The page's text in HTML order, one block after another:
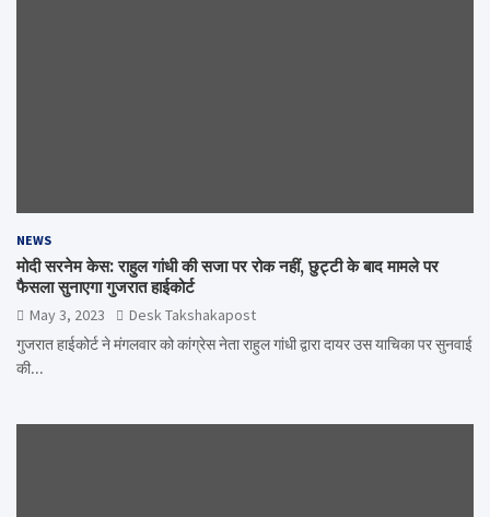
NEWS
मोदी सरनेम केस: राहुल गांधी की सजा पर रोक नहीं, छुट्टी के बाद मामले पर
फैसला सुनाएगा गुजरात हाईकोर्ट
May 3, 2023
Desk Takshakapost
गुजरात हाईकोर्ट ने मंगलवार को कांग्रेस नेता राहुल गांधी द्वारा दायर उस याचिका पर सुनवाई
की…